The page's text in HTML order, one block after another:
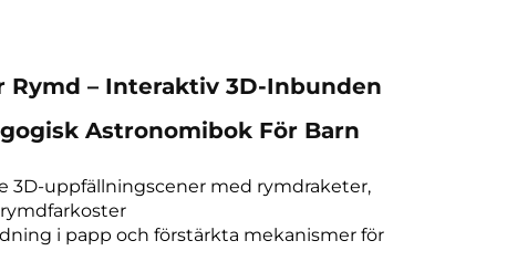
Rymd – Interaktiv 3D-Inbunden
Astronomibok För Barn
3D-uppfällningscener med rymdraketer,
i papp och förstärkta mekanismer för